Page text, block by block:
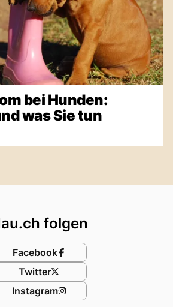
bei Hunden:
was Sie tun
folgen
Facebook
Twitter
Instagram